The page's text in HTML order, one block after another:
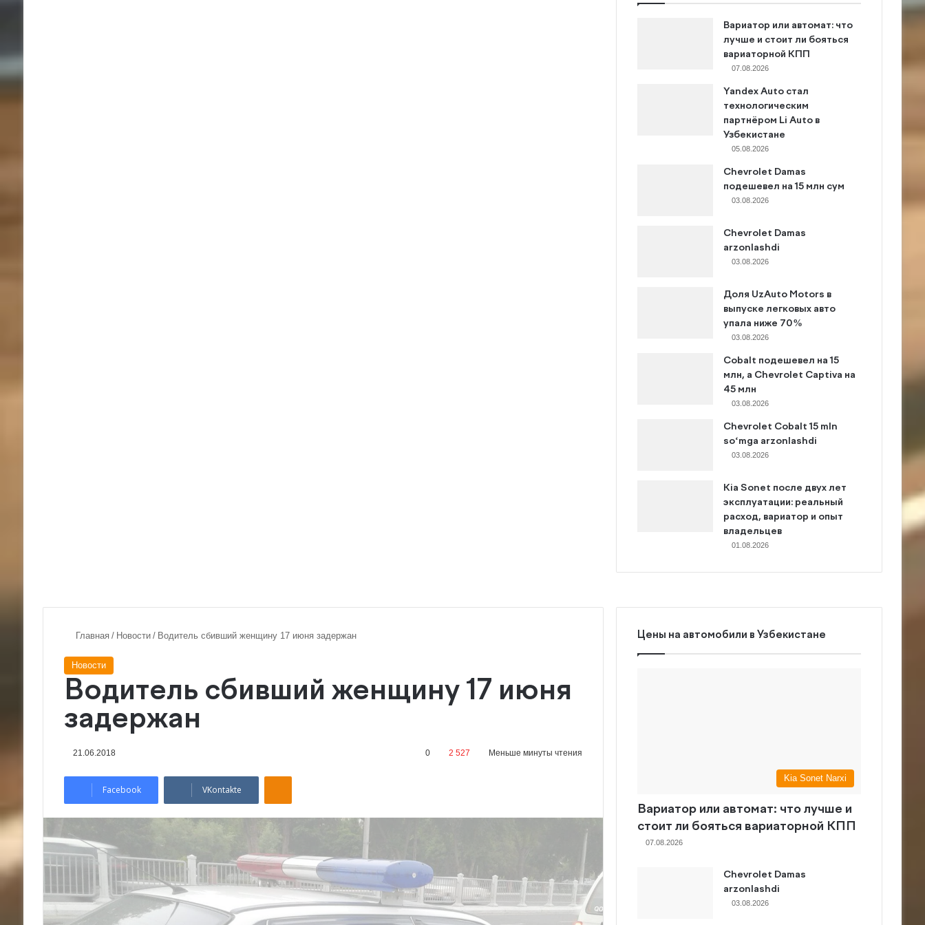
Вариатор или автомат: что
лучше и стоит ли бояться
вариаторной КПП
07.08.2026
Yandex Auto стал
технологическим
партнёром Li Auto в
Узбекистане
05.08.2026
Chevrolet Damas
подешевел на 15 млн сум
03.08.2026
Chevrolet Damas
arzonlashdi
03.08.2026
Доля UzAuto Motors в
выпуске легковых авто
упала ниже 70%
03.08.2026
Cobalt подешевел на 15
млн, а Chevrolet Captiva на
45 млн
03.08.2026
Chevrolet Cobalt 15 mln
so‘mga arzonlashdi
03.08.2026
Kia Sonet после двух лет
эксплуатации: реальный
расход, вариатор и опыт
владельцев
01.08.2026